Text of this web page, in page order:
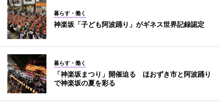
暮らす・働く
神楽坂「子ども阿波踊り」がギネス世界記録認定
暮らす・働く
「神楽坂まつり」開催迫る ほおずき市と阿波踊り
で神楽坂の夏を彩る